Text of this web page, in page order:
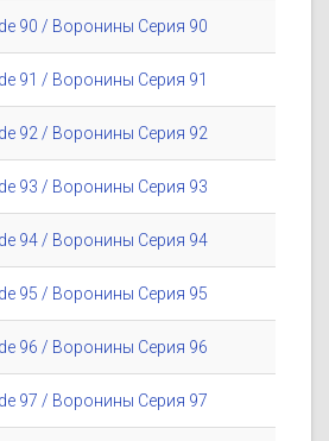
90 / Воронины Серия 90
91 / Воронины Серия 91
92 / Воронины Серия 92
93 / Воронины Серия 93
94 / Воронины Серия 94
95 / Воронины Серия 95
96 / Воронины Серия 96
97 / Воронины Серия 97